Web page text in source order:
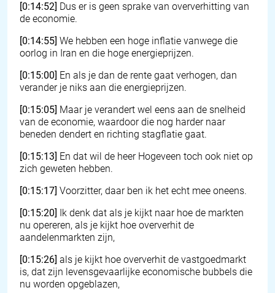
[0:14:52] Dus er is geen sprake van oververhitting van
de economie.
[0:14:55] We hebben een hoge inflatie vanwege die
oorlog in Iran en die hoge energieprijzen.
[0:15:00] En als je dan de rente gaat verhogen, dan
verander je niks aan die energieprijzen.
[0:15:05] Maar je verandert wel eens aan de snelheid
van de economie, waardoor die nog harder naar
beneden dendert en richting stagflatie gaat.
[0:15:13] En dat wil de heer Hogeveen toch ook niet op
zich geweten hebben.
[0:15:17] Voorzitter, daar ben ik het echt mee oneens.
[0:15:20] Ik denk dat als je kijkt naar hoe de markten
nu opereren, als je kijkt hoe oververhit de
aandelenmarkten zijn,
[0:15:26] als je kijkt hoe oververhit de vastgoedmarkt
is, dat zijn levensgevaarlijke economische bubbels die
nu worden opgeblazen,